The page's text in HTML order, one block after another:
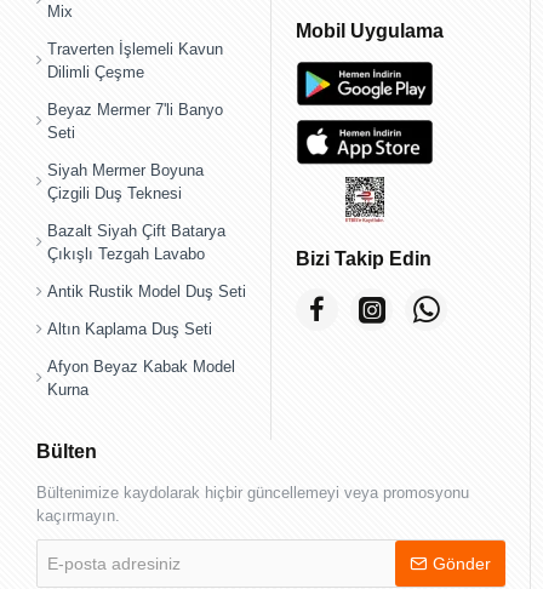
Mix
Traverten İşlemeli Kavun
Dilimli Çeşme
Beyaz Mermer 7'li Banyo
Seti
Siyah Mermer Boyuna
Çizgili Duş Teknesi
Bazalt Siyah Çift Batarya
Çıkışlı Tezgah Lavabo
Antik Rustik Model Duş Seti
Altın Kaplama Duş Seti
Afyon Beyaz Kabak Model
Kurna
Mobil Uygulama
Bizi Takip Edin
Bülten
Bültenimize kaydolarak hiçbir güncellemeyi veya promosyonu
kaçırmayın.
posta
Gönder